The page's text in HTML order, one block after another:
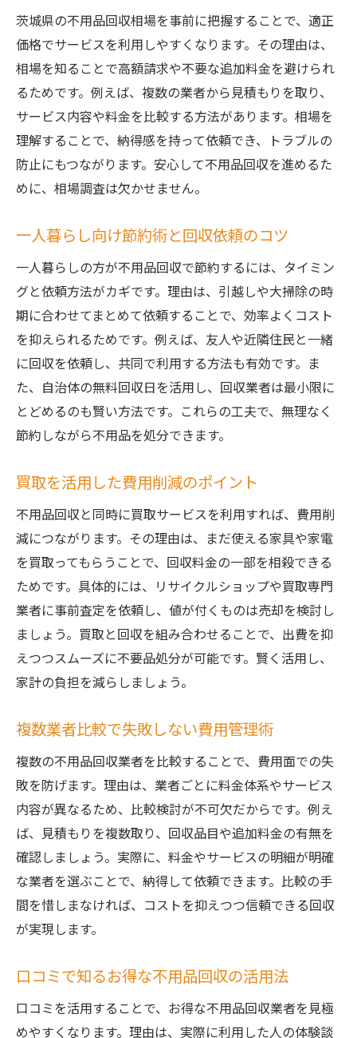
茨城県の不用品回収相場を事前に把握することで、適正
価格でサービスを利用しやすくなります。その理由は、
相場を知ることで高額請求や不要な追加料金を避けられ
るためです。例えば、複数の業者から見積もりを取り、
サービス内容や料金を比較する方法があります。相場を
理解することで、納得感を持って依頼でき、トラブルの
防止にもつながります。安心して不用品回収を進めるた
めに、相場調査は欠かせません。
一人暮らし向け節約術と回収依頼のコツ
一人暮らしの方が不用品回収で節約するには、タイミン
グと依頼方法がカギです。理由は、引越しや大掃除の時
期に合わせてまとめて依頼することで、効率よくコスト
を抑えられるためです。例えば、友人や近隣住民と一緒
に回収を依頼し、共同で利用する方法も有効です。ま
た、自治体の無料回収日を活用し、回収業者は最小限に
とどめるのも賢い方法です。これらの工夫で、無理なく
節約しながら不用品を処分できます。
買取を活用した費用削減のポイント
不用品回収と同時に買取サービスを利用すれば、費用削
減につながります。その理由は、まだ使える家具や家電
を買取ってもらうことで、回収料金の一部を相殺できる
ためです。具体的には、リサイクルショップや買取専門
業者に事前査定を依頼し、値が付くものは売却を検討し
ましょう。買取と回収を組み合わせることで、出費を抑
えつつスムーズに不要品処分が可能です。賢く活用し、
家計の負担を減らしましょう。
複数業者比較で失敗しない費用管理術
複数の不用品回収業者を比較することで、費用面での失
敗を防げます。理由は、業者ごとに料金体系やサービス
内容が異なるため、比較検討が不可欠だからです。例え
ば、見積もりを複数取り、回収品目や追加料金の有無を
確認しましょう。実際に、料金やサービスの明細が明確
な業者を選ぶことで、納得して依頼できます。比較の手
間を惜しまなければ、コストを抑えつつ信頼できる回収
が実現します。
口コミで知るお得な不用品回収の活用法
口コミを活用することで、お得な不用品回収業者を見極
めやすくなります。理由は、実際に利用した人の体験談